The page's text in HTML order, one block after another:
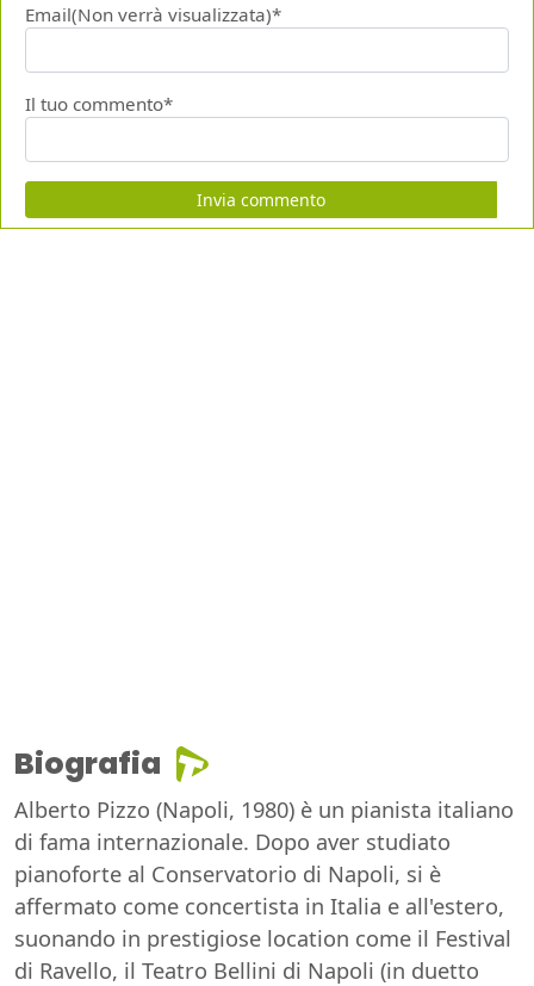
Email(Non verrà visualizzata)*
Il tuo commento*
Invia commento
Biografia
Alberto Pizzo (Napoli, 1980) è un pianista italiano
di fama internazionale. Dopo aver studiato
pianoforte al Conservatorio di Napoli, si è
affermato come concertista in Italia e all'estero,
suonando in prestigiose location come il Festival
di Ravello, il Teatro Bellini di Napoli (in duetto